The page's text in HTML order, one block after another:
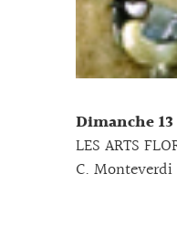
Dimanche
LES ARTS
C. Monteverdi